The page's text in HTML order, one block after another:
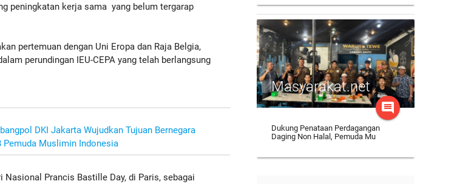
peningkatan kerja sama yang belum tergarap
pertemuan dengan Uni Eropa dan Raja Belgia,
perundingan IEU-CEPA yang telah berlangsung
DKI Jakarta Wujudkan Tujuan Bernegara
Pemuda Muslimin Indonesia
Prancis Bastille Day, di Paris, sebagai
Masyarakat.net
comment
Dukung Penataan Perdagangan
Daging Non Halal, Pemuda Mu